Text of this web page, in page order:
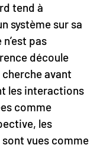
tend à
système sur sa
pas
découle
avant
les interactions
comme
les
sont vues comme